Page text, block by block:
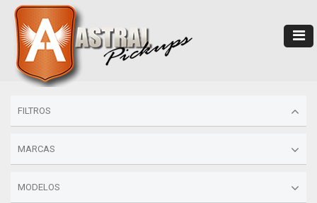
FILTROS
MARCAS
MODELOS